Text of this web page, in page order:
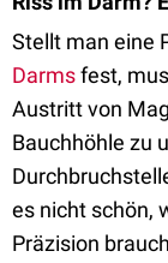
Stellt man eine
Darmsfest,
Austritt von
Bauchhöhle zu
es nicht schön,
Präzision